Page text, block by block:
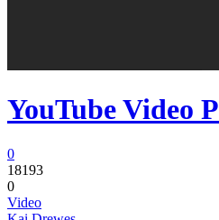
YouTube Video
0
18193
0
Video